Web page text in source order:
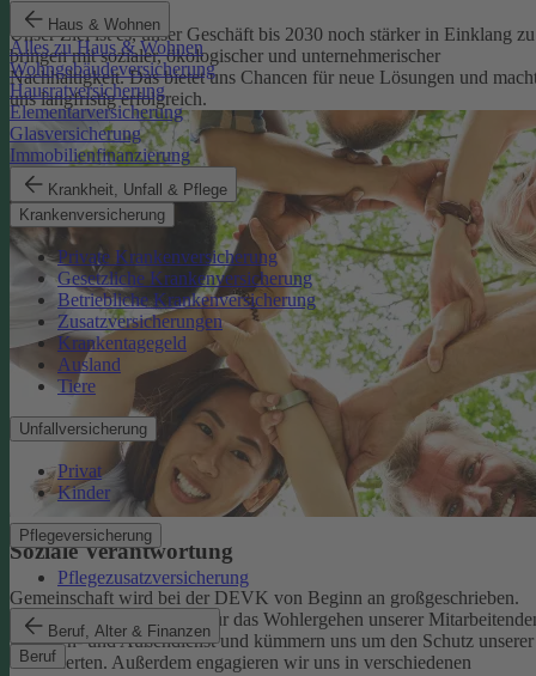
Haus & Wohnen
Alles zu Haus & Wohnen
Wohngebäudeversicherung
Hausratversicherung
Elementarversicherung
Glasversicherung
Immobilienfinanzierung
Krankheit, Unfall & Pflege
Krankenversicherung
Private Krankenversicherung
Gesetzliche Krankenversicherung
Betriebliche Krankenversicherung
Zusatzversicherungen
Krankentagegeld
Ausland
Tiere
Unfallversicherung
Privat
Kinder
Pflegeversicherung
Pflegezusatzversicherung
Beruf, Alter & Finanzen
Beruf
Unser Ziel ist es, unser Geschäft bis 2030 noch stärker in Einklang zu
bringen mit sozialer, ökologischer und unternehmerischer
Nachhaltigkeit. Das bietet uns Chancen für neue Lösungen und
uns langfristig erfolgreich.
Soziale Verantwortung
Gemeinschaft wird bei der DEVK von Beginn an großgeschrieben.
Deshalb tragen wir Sorge für das Wohlergehen unserer
im Innen- und Außendienst und kümmern uns um den Schutz unserer
Versicherten. Außerdem engagieren wir uns in verschiedenen